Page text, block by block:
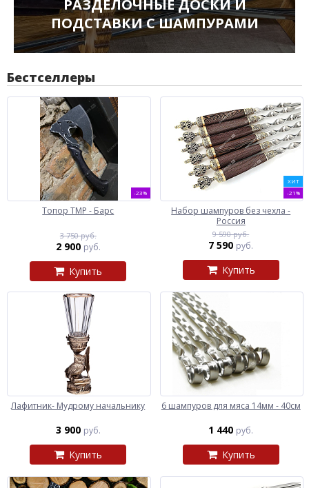
РАЗДЕЛОЧНЫЕ ДОСКИ И
ПОДСТАВКИ С ШАМПУРАМИ
Бестселлеры
-23%
Топор ТМР - Барс
3 750 руб.
2 900 руб.
Купить
ХИТ
-21%
Набор шампуров без чехла -
Россия
9 590 руб.
7 590 руб.
Купить
Лафитник- Мудрому начальнику
3 900 руб.
Купить
6 шампуров для мяса 14мм - 40см
1 440 руб.
Купить